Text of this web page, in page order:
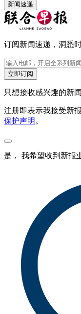
新闻速递
订阅新闻速递，洞悉时
立即订阅
只想接收感兴趣的新
注册即表示我接受新
保护声明。
是， 我希望收到新报